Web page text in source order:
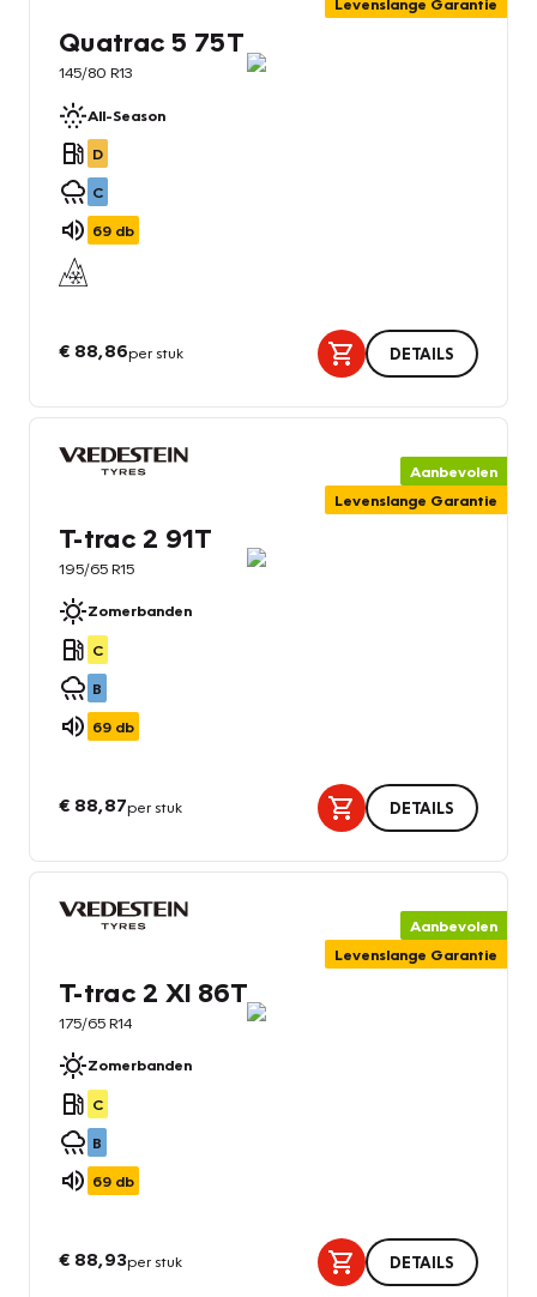
Levenslange Garantie
Quatrac 5 75T
145/80 R13
All-Season
D
C
69 db
€ 88,86per stuk DETAILS
Aanbevolen
Levenslange Garantie
T-trac 2 91T
195/65 R15
Zomerbanden
C
B
69 db
€ 88,87per stuk DETAILS
Aanbevolen
Levenslange Garantie
T-trac 2 Xl 86T
175/65 R14
Zomerbanden
C
B
69 db
€ 88,93per stuk DETAILS